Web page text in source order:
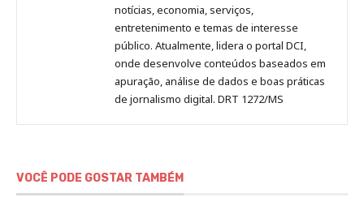
notícias, economia, serviços,
entretenimento e temas de interesse
público. Atualmente, lidera o portal DCI,
onde desenvolve conteúdos baseados em
apuração, análise de dados e boas práticas
de jornalismo digital. DRT 1272/MS
VOCÊ PODE GOSTAR TAMBÉM